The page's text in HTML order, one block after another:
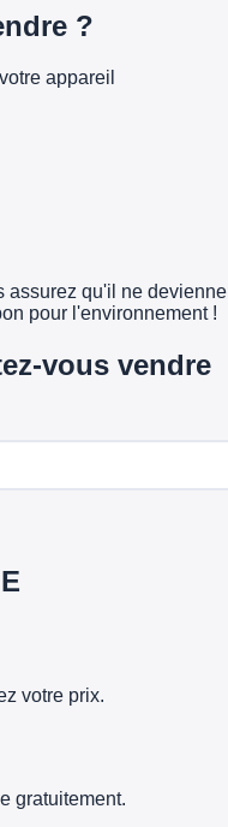
?
appareil
assurez qu'il ne devienne
pour l'environnement !
vous vendre
votre prix.
gratuitement.